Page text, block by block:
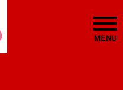
MENU